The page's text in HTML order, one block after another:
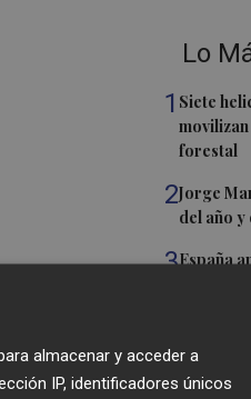
Lo
1 Siete
forestal
2Jorge
del año y
3España
ellos
4La
almacenar y acceder a
IP, identificadores únicos